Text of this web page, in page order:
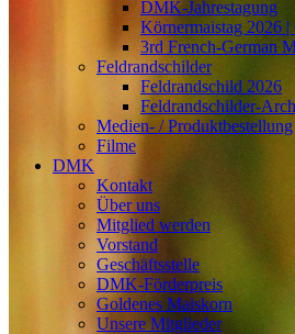
DMK-Jahrestagung
Körnermaistag 2026 |
3rd French-German
Feldrandschilder
Feldrandschild 2026
Feldrandschilder-
Medien- / Produktbestellung
Filme
DMK
Kontakt
Über uns
Mitglied werden
Vorstand
Geschäftsstelle
DMK-Förderpreis
Goldenes Maiskorn
Unsere Mitglieder